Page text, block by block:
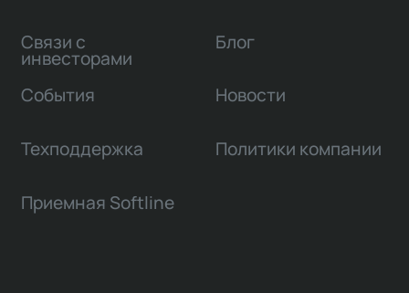
Связи с
инвесторами
Блог
События Новости
Техподдержка Политики компании
Приемная Softline